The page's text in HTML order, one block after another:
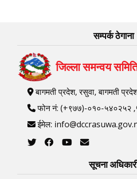
सम्पर्क ठेगाना
जिल्ला समन्वय
बागमती प्रदेश, रसुवा, बागमती
फोन नं: (+९७७)-०१०-५४०२५२
ईमेल:
सूचना